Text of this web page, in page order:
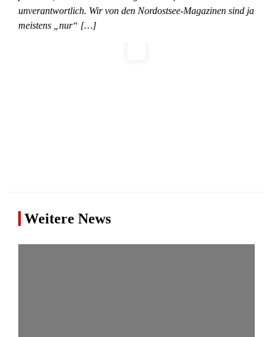
unverantwortlich. Wir von den Nordostsee-Magazinen sind ja
meistens „nur“ […]
Weitere News